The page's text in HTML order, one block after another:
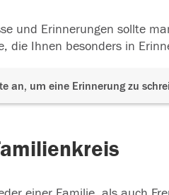
und Erinnerungen sollte
die Ihnen besonders in
an, um eine Erinnerung zu